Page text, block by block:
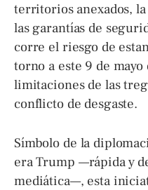
territorios anexados,
las garantías de
corre el riesgo de
torno a este 9 de
limitaciones de las
conflicto de desgaste.
Símbolo de la
era Trump —rápida y
mediática—, esta